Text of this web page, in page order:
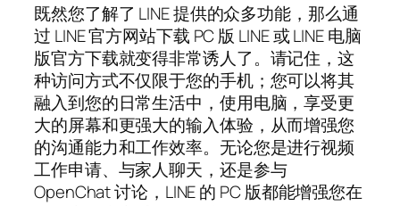
既然您了解了 LINE 提供的众多功能，那么通
过 LINE 官方网站下载 PC 版 LINE 或 LINE 电脑
版官方下载就变得非常诱人了。请记住，这
种访问方式不仅限于您的手机；您可以将其
融入到您的日常生活中，使用电脑，享受更
大的屏幕和更强大的输入体验，从而增强您
的沟通能力和工作效率。无论您是进行视频
工作申请、与家人聊天，还是参与
OpenChat 讨论，LINE 的 PC 版都能增强您在